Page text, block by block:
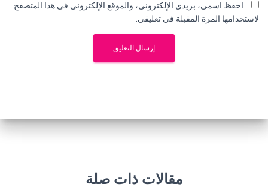
احفظ اسمي، بريدي الإلكتروني، والموقع الإلكتروني في هذا المتصفح
لاستخدامها المرة المقبلة في تعليقي.
مقالات ذات صلة